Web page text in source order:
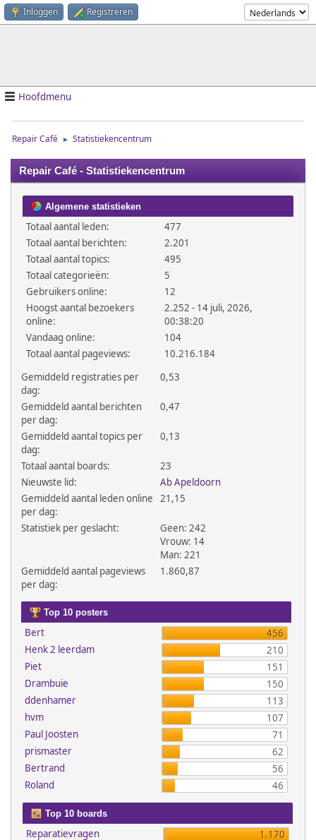
Inloggen Registreren
Hoofdmenu
Repair Café ► Statistiekencentrum
Repair Café - Statistiekencentrum
Algemene statistieken
Totaal aantal leden:
477
Totaal aantal berichten:
2.201
Totaal aantal topics:
495
Totaal categorieën:
5
Gebruikers online:
12
Hoogst aantal bezoekers
online:
2.252 - 14 juli, 2026,
00:38:20
Vandaag online:
104
Totaal aantal pageviews:
10.216.184
Gemiddeld registraties per
dag:
0,53
Gemiddeld aantal berichten
per dag:
0,47
Gemiddeld aantal topics per
dag:
0,13
Totaal aantal boards:
23
Nieuwste lid:
Ab Apeldoorn
Gemiddeld aantal leden online
per dag:
21,15
Statistiek per geslacht:
Geen: 242
Vrouw: 14
Man: 221
Gemiddeld aantal pageviews
per dag:
1.860,87
Top 10 posters
Bert
456
Henk 2 leerdam
210
Piet
151
Drambuie
150
ddenhamer
113
hvm
107
Paul Joosten
71
prismaster
62
Bertrand
56
Roland
46
Top 10 boards
Reparatievragen
1.170